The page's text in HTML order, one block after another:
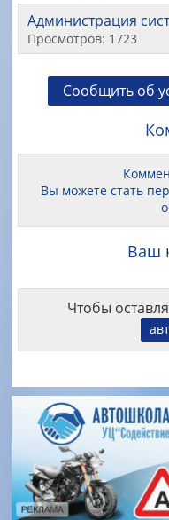
Администрация
Просмотров: 1723
Сообщить об
Вы можете стать
Ваш
Чтобы